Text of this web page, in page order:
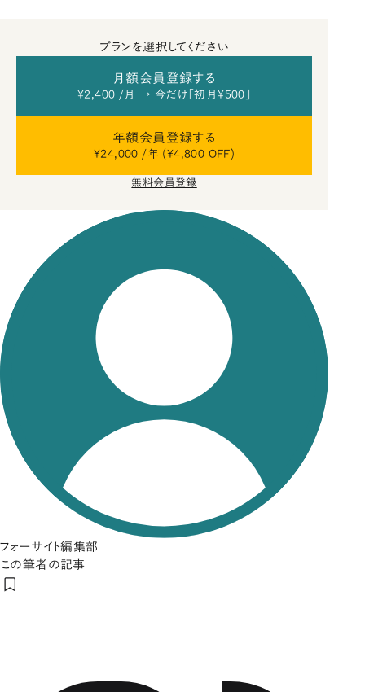
プランを選択してください
月額会員登録する
¥2,400 /月 → 今だけ「初月¥500」
年額会員登録する
¥24,000 /年 (¥4,800 OFF)
無料会員登録
フォーサイト編集部
この筆者の記事